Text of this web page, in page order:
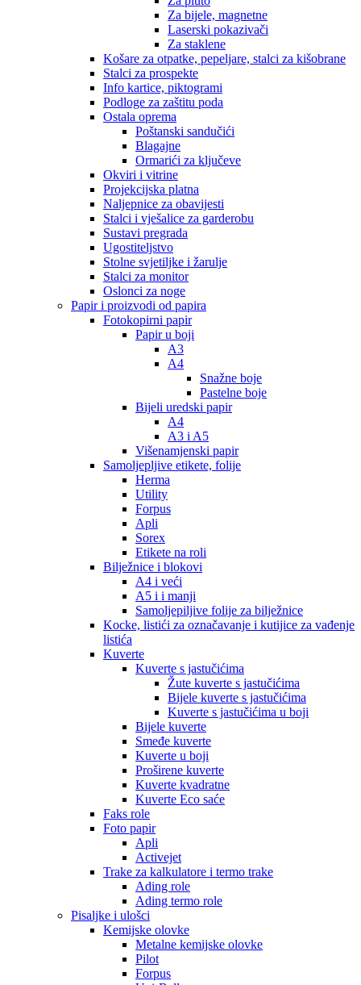
Za bijele, magnetne
Laserski pokazivači
Za staklene
Košare za otpatke, pepeljare, stalci za kišobrane
Stalci za prospekte
Info kartice, piktogrami
Podloge za zaštitu poda
Ostala oprema
Poštanski sandučići
Blagajne
Ormarići za ključeve
Okviri i vitrine
Projekcijska platna
Naljepnice za obavijesti
Stalci i vješalice za garderobu
Sustavi pregrada
Ugostiteljstvo
Stolne svjetiljke i žarulje
Stalci za monitor
Oslonci za noge
Papir i proizvodi od papira
Fotokopirni papir
Papir u boji
A3
A4
Snažne boje
Pastelne boje
Bijeli uredski papir
A4
A3 i A5
Višenamjenski papir
Samoljepljive etikete, folije
Herma
Utility
Forpus
Apli
Sorex
Etikete na roli
Bilježnice i blokovi
A4 i veći
A5 i i manji
Samoljepiljive folije za bilježnice
Kocke, listići za označavanje i kutijice za vađenje
listića
Kuverte
Kuverte s jastučićima
Žute kuverte s jastučićima
Bijele kuverte s jastučićima
Kuverte s jastučićima u boji
Bijele kuverte
Smeđe kuverte
Kuverte u boji
Proširene kuverte
Kuverte kvadratne
Kuverte Eco saće
Faks role
Foto papir
Apli
Activejet
Trake za kalkulatore i termo trake
Ading role
Ading termo role
Pisaljke i ulošci
Kemijske olovke
Metalne kemijske olovke
Pilot
Forpus